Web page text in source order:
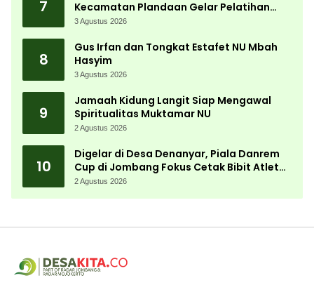
7
Kecamatan Plandaan Gelar Pelatihan
Aparatur Pemdes
3 Agustus 2026
8
Gus Irfan dan Tongkat Estafet NU Mbah
Hasyim
3 Agustus 2026
9
Jamaah Kidung Langit Siap Mengawal
Spiritualitas Muktamar NU
2 Agustus 2026
10
Digelar di Desa Denanyar, Piala Danrem
Cup di Jombang Fokus Cetak Bibit Atlet
Menembak Berprestasi
2 Agustus 2026